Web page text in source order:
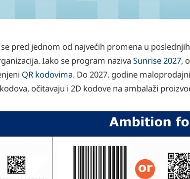
pred jednom od najvećih promena u
Iako se program naziva Sunrise 2027,
QR kodovima. Do 2027. godine
očitavaju i 2D kodove na ambalaži